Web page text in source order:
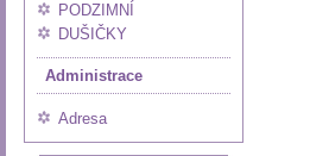
PODZIMNÍ
DUŠIČKY
Administrace
Adresa